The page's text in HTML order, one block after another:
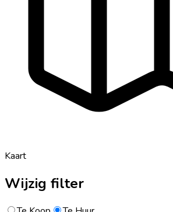
Kaart
Wijzig filter